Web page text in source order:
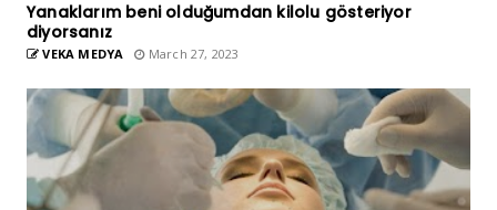
Yanaklarım beni olduğumdan kilolu gösteriyor
diyorsanız
VEKA MEDYA March 27, 2023